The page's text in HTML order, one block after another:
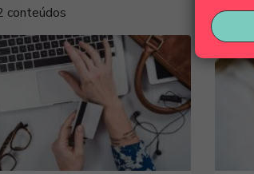
conteúdos